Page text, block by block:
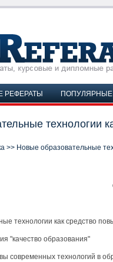
РЕФЕРАТЫ ПОПУЛЯРНЫЕ
технологии
>> Новые образовательные
технологии как средство
"качество образования"
современных технологий в